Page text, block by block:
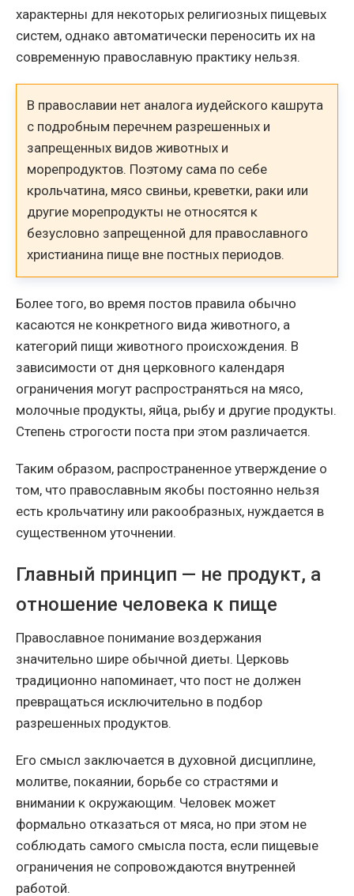
характерны для некоторых религиозных пищевых
систем, однако автоматически переносить их на
современную православную практику нельзя.
В православии нет аналога иудейского кашрута
с подробным перечнем разрешенных и
запрещенных видов животных и
морепродуктов. Поэтому сама по себе
крольчатина, мясо свиньи, креветки, раки или
другие морепродукты не относятся к
безусловно запрещенной для православного
христианина пище вне постных периодов.
Более того, во время постов правила обычно
касаются не конкретного вида животного, а
категорий пищи животного происхождения. В
зависимости от дня церковного календаря
ограничения могут распространяться на мясо,
молочные продукты, яйца, рыбу и другие продукты.
Степень строгости поста при этом различается.
Таким образом, распространенное утверждение о
том, что православным якобы постоянно нельзя
есть крольчатину или ракообразных, нуждается в
существенном уточнении.
Главный принцип — не продукт, а
отношение человека к пище
Православное понимание воздержания
значительно шире обычной диеты. Церковь
традиционно напоминает, что пост не должен
превращаться исключительно в подбор
разрешенных продуктов.
Его смысл заключается в духовной дисциплине,
молитве, покаянии, борьбе со страстями и
внимании к окружающим. Человек может
формально отказаться от мяса, но при этом не
соблюдать самого смысла поста, если пищевые
ограничения не сопровождаются внутренней
работой.